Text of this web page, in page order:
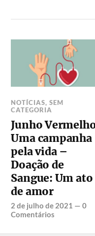
NOTÍCIAS,SEM
CATEGORIA
Junho
Uma campanha
pela vida –
Doação de
Sangue: Um ato
de amor
2 de julho de 2021 —0
Comentários